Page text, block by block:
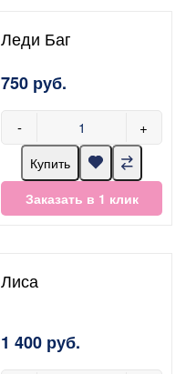
Леди Баг
750 руб.
- +
Купить
Заказать в 1 клик
Лиса
1 400 руб.